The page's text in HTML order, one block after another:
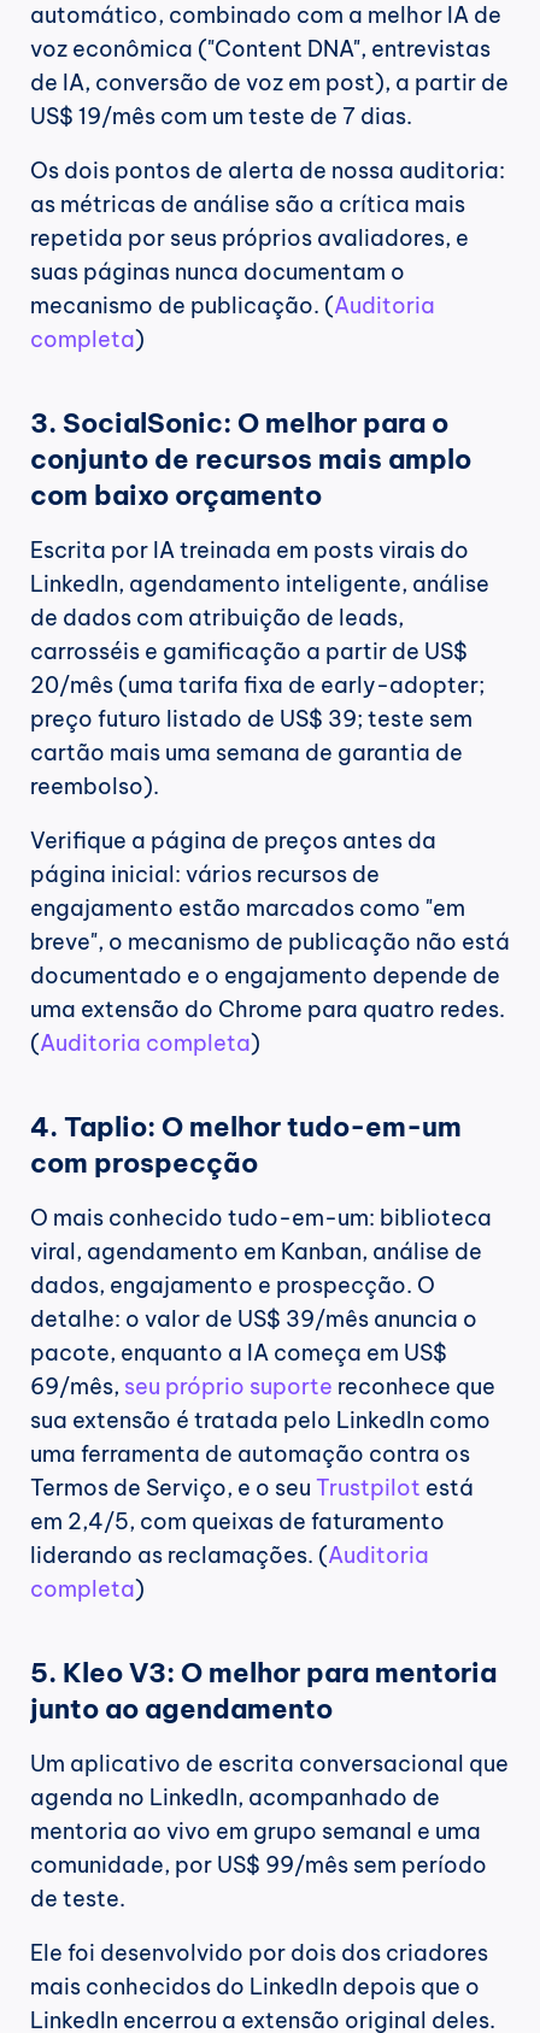
automático, combinado com a melhor IA de
voz econômica ("Content DNA", entrevistas
de IA, conversão de voz em post), a partir de
US$ 19/mês com um teste de 7 dias.
Os dois pontos de alerta de nossa auditoria:
as métricas de análise são a crítica mais
repetida por seus próprios avaliadores, e
suas páginas nunca documentam o
mecanismo de publicação. (Auditoria
completa)
3. SocialSonic: O melhor para o
conjunto de recursos mais amplo
com baixo orçamento
Escrita por IA treinada em posts virais do
LinkedIn, agendamento inteligente, análise
de dados com atribuição de leads,
carrosséis e gamificação a partir de US$
20/mês (uma tarifa fixa de early-adopter;
preço futuro listado de US$ 39; teste sem
cartão mais uma semana de garantia de
reembolso).
Verifique a página de preços antes da
página inicial: vários recursos de
engajamento estão marcados como "em
breve", o mecanismo de publicação não está
documentado e o engajamento depende de
uma extensão do Chrome para quatro redes.
(Auditoria completa)
4. Taplio: O melhor tudo-em-um
com prospecção
O mais conhecido tudo-em-um: biblioteca
viral, agendamento em Kanban, análise de
dados, engajamento e prospecção. O
detalhe: o valor de US$ 39/mês anuncia o
pacote, enquanto a IA começa em US$
69/mês, seu próprio suporte reconhece que
sua extensão é tratada pelo LinkedIn como
uma ferramenta de automação contra os
Termos de Serviço, e o seu Trustpilot está
em 2,4/5, com queixas de faturamento
liderando as reclamações. (Auditoria
completa)
5. Kleo V3: O melhor para mentoria
junto ao agendamento
Um aplicativo de escrita conversacional que
agenda no LinkedIn, acompanhado de
mentoria ao vivo em grupo semanal e uma
comunidade, por US$ 99/mês sem período
de teste.
Ele foi desenvolvido por dois dos criadores
mais conhecidos do LinkedIn depois que o
LinkedIn encerrou a extensão original deles.